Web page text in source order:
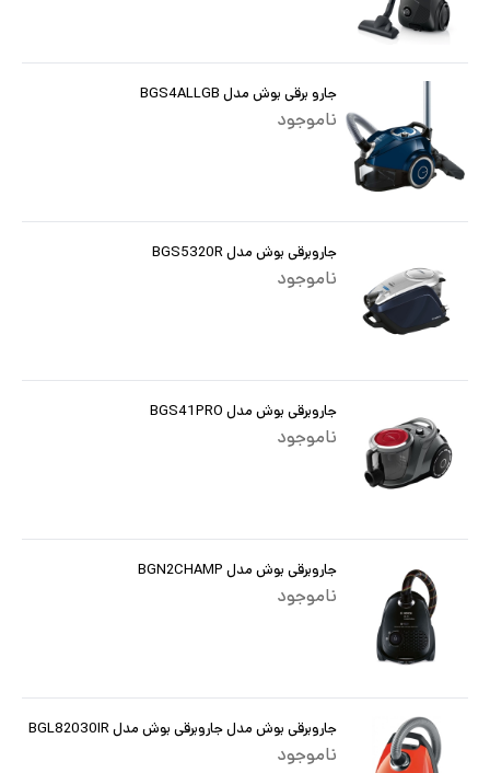
جارو برقی بوش مدل BGS4ALLGB
ناموجود
جاروبرقی بوش مدل BGS5320R
ناموجود
جاروبرقی بوش مدل BGS41PRO
ناموجود
جاروبرقی بوش مدل BGN2CHAMP
ناموجود
جاروبرقی بوش مدل جاروبرقی بوش مدل BGL82030IR
ناموجود